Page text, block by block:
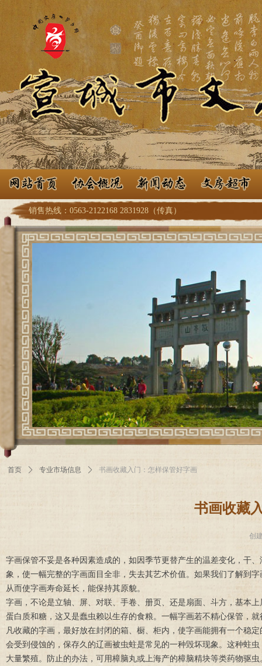
销售热线：0563-2122168 2831928（传真）
书画收藏
字画保管不妥是各种因素造成的，如因季节更替产生的温差变化，干
象，使一幅完整的字画面目全非，失去其艺术价值。如果我们了解到
从而使字画寿命延长，能保持其原貌。
字画，不论是立轴、屏、对联、手卷、册页、还是扇面、斗方，基本
蛋白质和糖，这又是蠢虫赖以生存的食粮。一幅字画若不精心保管，
凡收藏的字画，最好放在封闭的箱、橱、柜内，使字画能拥有一个稳
会受到侵蚀的，保存久的辽画被虫蛀是常见的一种毁坏现象。这种蛀
大量繁殖。防止的办法，可用樟脑丸或上海产的樟脑精块等类药物驱
创
首页 ꄲ 专业市场信息 ꄲ 书画收藏入门：怎样保管好字画